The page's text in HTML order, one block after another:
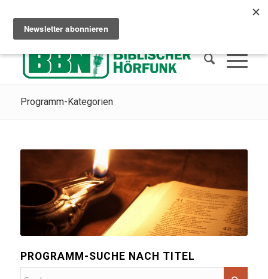
Programm-Kategorien
PROGRAMM-SUCHE NACH TITEL